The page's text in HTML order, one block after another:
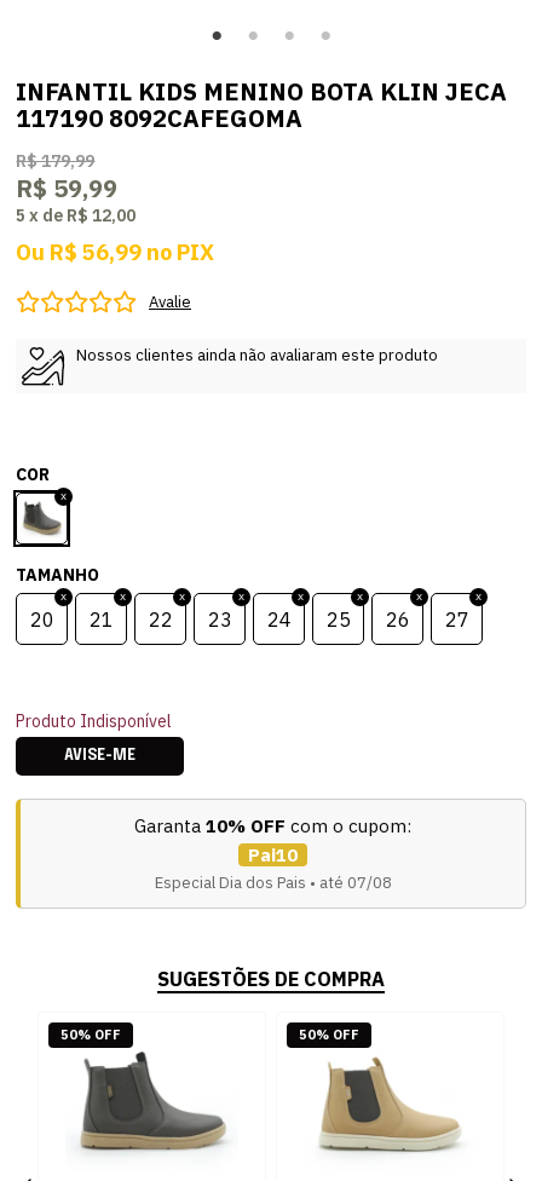
INFANTIL KIDS MENINO BOTA KLIN JECA
117190 8092CAFEGOMA
R$ 179,99
R$ 59,99
5 x de R$ 12,00
Ou R$ 56,99 no PIX
Avalie
Nossos clientes ainda não avaliaram este produto
COR
TAMANHO
20 21 22 23 24 25 26 27
Produto Indisponível
AVISE-ME
Garanta 10% OFF com o cupom:
Pai10
Especial Dia dos Pais • até 07/08
SUGESTÕES DE COMPRA
50% OFF 50% OFF